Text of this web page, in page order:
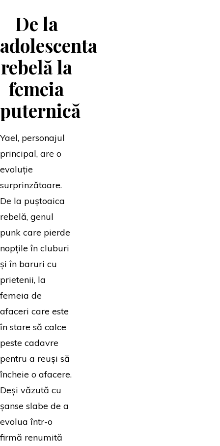
De la
adolescenta
rebelă la
femeia
puternică
Yael, personajul
principal, are o
evoluție
surprinzătoare.
De la puștoaica
rebelă, genul
punk care pierde
nopțile în cluburi
și în baruri cu
prietenii, la
femeia de
afaceri care este
în stare să calce
peste cadavre
pentru a reuși să
încheie o afacere.
Deși văzută cu
șanse slabe de a
evolua într-o
firmă renumită